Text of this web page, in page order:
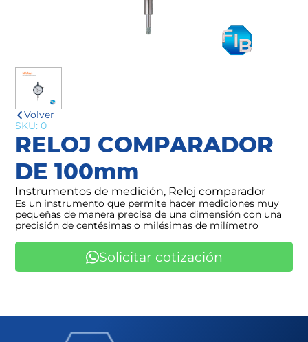
Volver
SKU: 0
RELOJ COMPARADOR
DE 100mm
Instrumentos de medición, Reloj comparador
Es un instrumento que permite hacer mediciones muy
pequeñas de manera precisa de una dimensión con una
precisión de centésimas o milésimas de milímetro
Solicitar cotización